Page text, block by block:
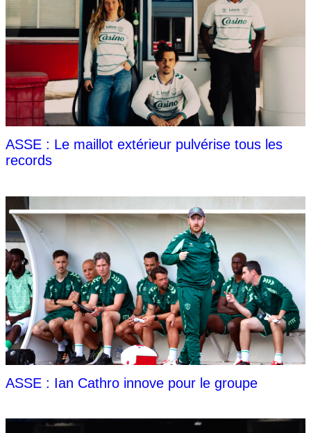
ASSE : Le maillot extérieur pulvérise tous les
records
ASSE : Ian Cathro innove pour le groupe